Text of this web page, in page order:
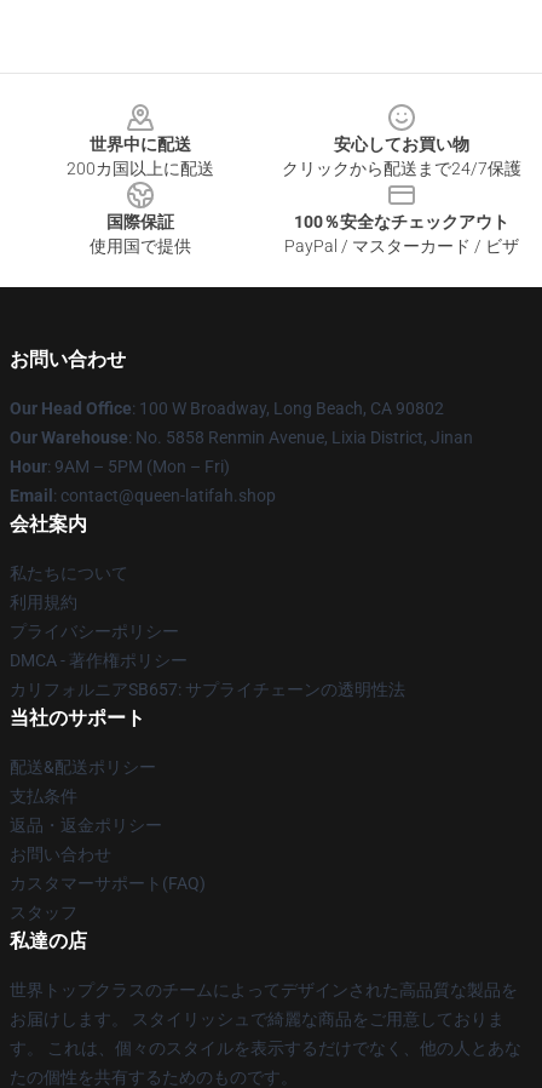
世界中に配送
200カ国以上に配送
安心してお買い物
クリックから配送まで24/7保護
国際保証
使用国で提供
100％安全なチェックアウト
PayPal / マスターカード / ビザ
お問い合わせ
Our Head Office: 100 W Broadway, Long Beach, CA 90802
Our Warehouse: No. 5858 Renmin Avenue, Lixia District, Jinan
Hour: 9AM – 5PM (Mon – Fri)
Email : contact@queen-latifah.shop
会社案内
私たちについて
利用規約
プライバシーポリシー
DMCA - 著作権ポリシー
カリフォルニアSB657: サプライチェーンの透明性法
当社のサポート
配送&配送ポリシー
支払条件
返品・返金ポリシー
お問い合わせ
カスタマーサポート(FAQ)
スタッフ
私達の店
世界トップクラスのチームによってデザインされた高品質な製品を
お届けします。 スタイリッシュで綺麗な商品をご用意しておりま
す。 これは、個々のスタイルを表示するだけでなく、他の人とあな
たの個性を共有するためのものです。